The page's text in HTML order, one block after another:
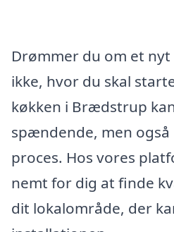
Drømmer du om et
ikke, hvor du skal
køkken i Brædstrup
spændende, men
proces. Hos vores
nemt for dig at finde
dit lokalområde, der